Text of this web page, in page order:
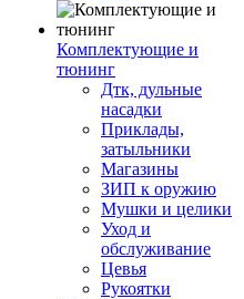
Комплектующие и
тюнинг
Дтк, дульные
насадки
Приклады,
затыльники
Магазины
ЗИП к оружию
Мушки и целики
Уход и
обслуживание
Цевья
Рукоятки